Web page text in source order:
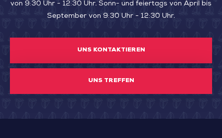
von 9:30 Uhr - 12:30 Uhr. Sonn- und feiertags von April bis
September von 9:30 Uhr - 12:30 Uhr.
UNS KONTAKTIEREN
UNS TREFFEN